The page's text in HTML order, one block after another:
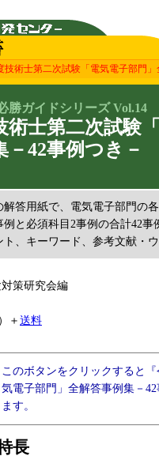
技術士第二次試験「電気電子部門
勝ガイドシリーズ Vol.14
士第二次試験
－42事例つき－
答用紙で、電気電子部門の
と必須科目2事例の合計42事
、キーワード、参考文献・
策研究会編
＋ 送料
このボタンをクリックすると
気電子部門」全解答事例集－
ます。
長